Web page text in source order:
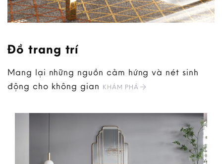
Đồ trang trí
Mang lại những nguồn cảm hứng và nét sinh
động cho không gian KHÁM PHÁ